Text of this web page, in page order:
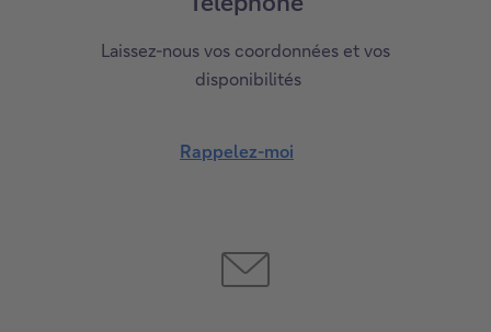
Laissez-nous vos coordonnées et vos
disponibilités
Rappelez-moi